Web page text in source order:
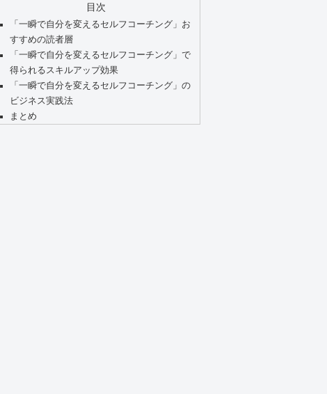
目次
「一瞬で自分を変えるセルフコーチング」お
すすめの読者層
「一瞬で自分を変えるセルフコーチング」で
得られるスキルアップ効果
「一瞬で自分を変えるセルフコーチング」の
ビジネス実践法
まとめ